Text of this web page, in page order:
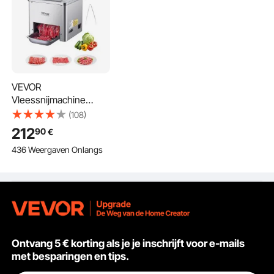
VEVOR
Vleessnijmachine
550W 159kg/u
Commerciële
vleessnijmachine
Roestvrij staal (3,5 mm
supermarkten
(108)
21290€
436 Weergaven Onlangs
Ontvang 5 € korting als je je inschrijft voor e-mails
met besparingen en tips.